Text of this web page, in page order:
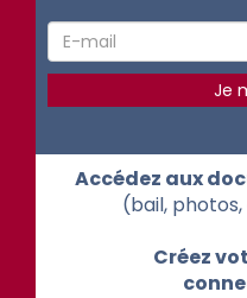
Accédez aux
(bail,
Créez